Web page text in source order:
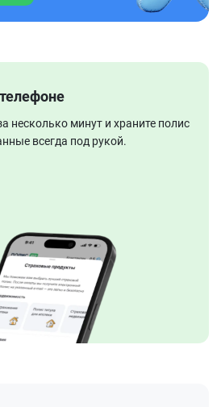
несколько минут и храните полис
всегда под рукой.